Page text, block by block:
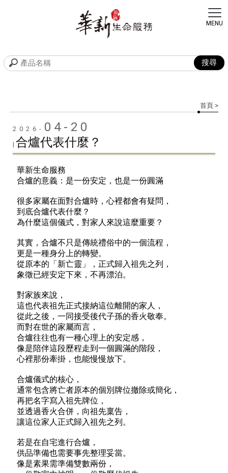
首頁 >
2026- 04-20
| 合爐代表什麼？
華新生命服務
合爐的意義：是一份安定，也是一份圓滿
很多家屬在面對合爐時，心裡都會有疑問，
到底合爐代表什麼？
為什麼這個儀式，對家人來說這麼重要？
其實，合爐不只是傳統禮俗中的一個流程，
更是一種身分上的轉變。
從原本的「新亡靈」，正式歸入祖先之列，
象徵已經安定下來，不再漂泊。
對家族來說，
這也代表祖先正式接納這位離開的家人，
從此之後，一同接受後代子孫的香火敬奉。
而對在世的家屬而言，
合爐往往也有一種心理上的安定感，
像是陪伴這段歷程走到一個圓滿的階段，
心裡那份牽掛，也能慢慢放下。
合爐儀式的核心，
通常包含將亡者原本的個別牌位撤除或簡化，
再把名字寫入祖先牌位，
並透過香火合併，向祖先稟告，
讓這位家人正式歸入祖先之列。
若是在自宅進行合爐，
供品準備也需要事先整理妥當。
像是素果需準備雙數兩份，